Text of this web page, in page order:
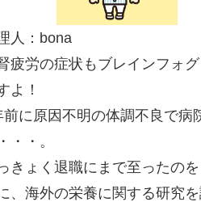
人：bona
疲労の症状もブレインフォグ
よ！
前に原因不明の体調不良で病
・・。
きょく退職にまで至ったの
、海外の栄養に関する研究